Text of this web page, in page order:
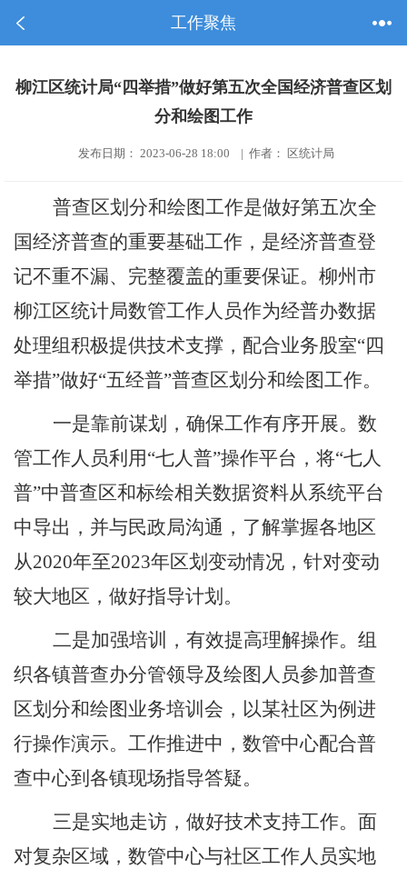
工作聚焦
柳江区统计局“四举措”做好第五次全国经济普查区划
分和绘图工作
发布日期： 2023-06-28 18:00 | 作者： 区统计局
普查区划分和绘图工作是做好第五次全
国经济普查的重要基础工作，是经济普查登
记不重不漏、完整覆盖的重要保证。柳州市
柳江区统计局数管工作人员作为经普办数据
处理组积极提供技术支撑，配合业务股室“四
举措”做好“五经普”普查区划分和绘图工作。
一是靠前谋划，确保工作有序开展。数
管工作人员利用“七人普”操作平台，将“七人
普”中普查区和标绘相关数据资料从系统平台
中导出，并与民政局沟通，了解掌握各地区
从2020年至2023年区划变动情况，针对变动
较大地区，做好指导计划。
二是加强培训，有效提高理解操作。组
织各镇普查办分管领导及绘图人员参加普查
区划分和绘图业务培训会，以某社区为例进
行操作演示。工作推进中，数管中心配合普
查中心到各镇现场指导答疑。
三是实地走访，做好技术支持工作。面
对复杂区域，数管中心与社区工作人员实地